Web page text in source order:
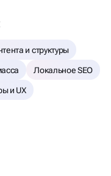
и структуры
Локальное SEO
и UX